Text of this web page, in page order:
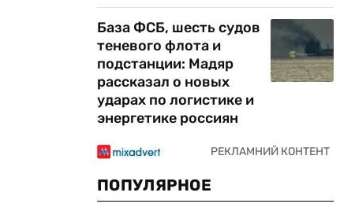
База ФСБ, шесть судов
теневого флота и
подстанции: Мадяр
рассказал о новых
ударах по логистике и
энергетике россиян
ПОПУЛЯРНОЕ